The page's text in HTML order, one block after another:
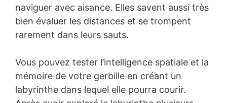
naviguer avec aisance. Elles savent aussi très
bien évaluer les distances et se trompent
rarement dans leurs sauts.
Vous pouvez tester l’intelligence spatiale et la
mémoire de votre gerbille en créant un
labyrinthe dans lequel elle pourra courir.